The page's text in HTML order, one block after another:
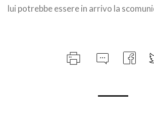
lui potrebbe essere in arrivo la